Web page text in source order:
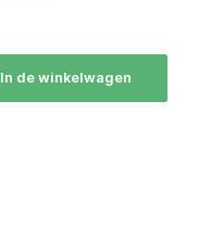
In de winkelwagen